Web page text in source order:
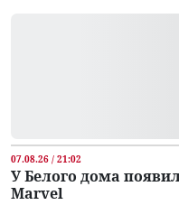
07.08.26 / 21:02
У Белого дома
Marvel